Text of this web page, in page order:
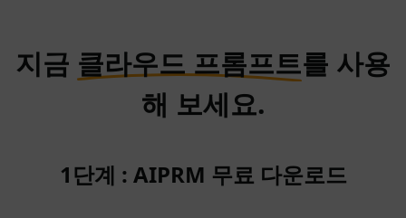
지금 클라우드 프롬프트를 사용
해 보세요.
1단계 : AIPRM 무료 다운로드